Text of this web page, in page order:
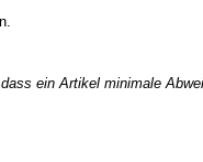
ein Artikel minimale